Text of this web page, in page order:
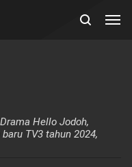
Hello Jodoh,
TV3 tahun 2024,